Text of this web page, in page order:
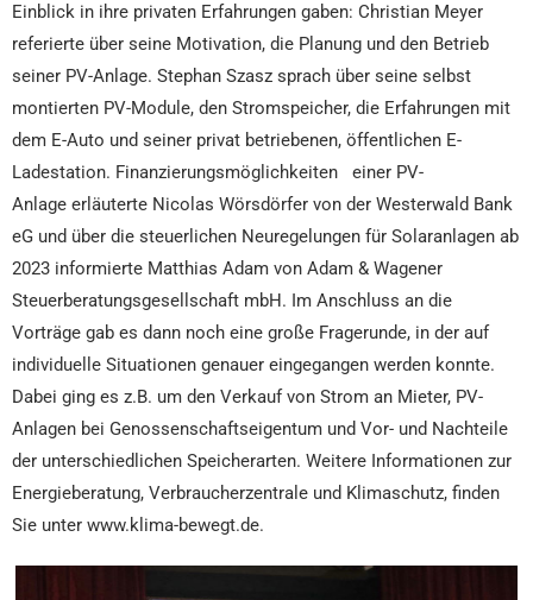
Einblick in ihre privaten Erfahrungen gaben: Christian Meyer
referierte über seine Motivation, die Planung und den Betrieb
seiner PV-Anlage. Stephan Szasz sprach über seine selbst
montierten PV-Module, den Stromspeicher, die Erfahrungen mit
dem E-Auto und seiner privat betriebenen, öffentlichen E-
Ladestation. Finanzierungsmöglichkeiten einer PV-
Anlage erläuterte Nicolas Wörsdörfer von der Westerwald Bank
eG und über die steuerlichen Neuregelungen für Solaranlagen ab
2023 informierte Matthias Adam von Adam & Wagener
Steuerberatungsgesellschaft mbH. Im Anschluss an die
Vorträge gab es dann noch eine große Fragerunde, in der auf
individuelle Situationen genauer eingegangen werden konnte.
Dabei ging es z.B. um den Verkauf von Strom an Mieter, PV-
Anlagen bei Genossenschaftseigentum und Vor- und Nachteile
der unterschiedlichen Speicherarten. Weitere Informationen zur
Energieberatung, Verbraucherzentrale und Klimaschutz, finden
Sie unter www.klima-bewegt.de.